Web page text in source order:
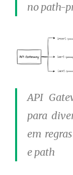
no path-
API
para
em
e path